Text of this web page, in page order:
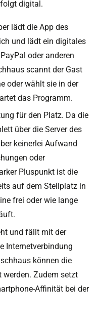
digital.
lädt die App des
und lädt ein digitales
oder anderen
scannt der Gast
oder wählt sie in der
das Programm.
für den Platz. Da die
über die Server des
keinerlei Aufwand
oder
Pluspunkt ist die
auf dem Stellplatz in
frei oder wie lange
und fällt mit der
Internetverbindung
können die
Zudem setzt
Affinität bei der